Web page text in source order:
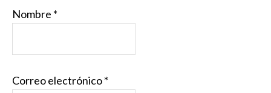
Nombre *
Correo electrónico*